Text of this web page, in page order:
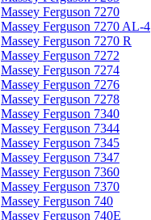
Massey Ferguson 7270
Massey Ferguson 7270 AL-4
Massey Ferguson 7270 R
Massey Ferguson 7272
Massey Ferguson 7274
Massey Ferguson 7276
Massey Ferguson 7278
Massey Ferguson 7340
Massey Ferguson 7344
Massey Ferguson 7345
Massey Ferguson 7347
Massey Ferguson 7360
Massey Ferguson 7370
Massey Ferguson 740
Massey Ferguson 740E